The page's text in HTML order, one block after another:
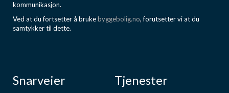
kommunikasjon.
Ved at du fortsetter å brukebyggebolig.no, forutsetter vi at du
samtykker til dette.
Snarveier Tjenester